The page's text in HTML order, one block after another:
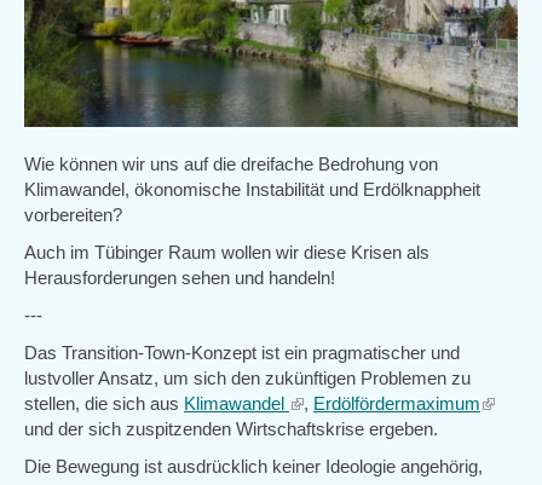
Wie können wir uns auf die dreifache Bedrohung von
Klimawandel, ökonomische Instabilität und Erdölknappheit
vorbereiten?
Auch im Tübinger Raum wollen wir diese Krisen als
Herausforderungen sehen und handeln!
---
Das Transition-Town-Konzept ist ein pragmatischer und
lustvoller Ansatz, um sich den zukünftigen Problemen zu
stellen, die sich aus Klimawandel (link
is
, Erdölfördermaximum(link
und der sich zuspitzenden Wirtschaftskrise ergeben.
Die Bewegung ist ausdrücklich keiner Ideologie angehörig,